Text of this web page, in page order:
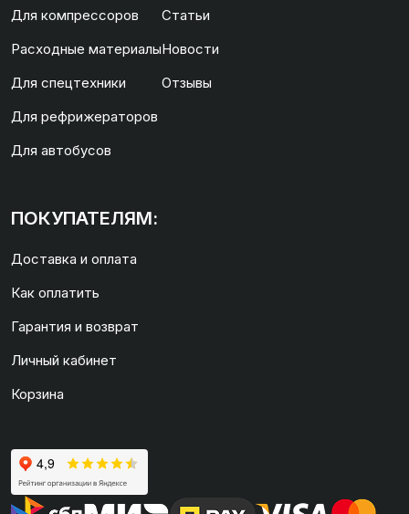
Для компрессоров
Расходные материалы
Для спецтехники
Для рефрижераторов
Для автобусов
Статьи
Новости
Отзывы
ПОКУПАТЕЛЯМ:
Доставка и оплата
Как оплатить
Гарантия и возврат
Личный кабинет
Корзина